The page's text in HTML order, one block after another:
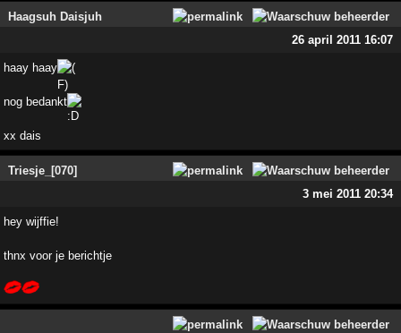
Haagsuh Daisjuh
26 april 2011 16:07
haay haay
nog bedankt
xx dais
Triesje_[070]
3 mei 2011 20:34
hey wijffie!
thnx voor je berichtje